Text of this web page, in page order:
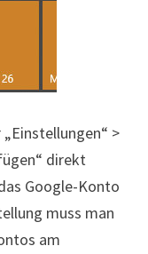
>
direkt
Google-Konto
muss man
am